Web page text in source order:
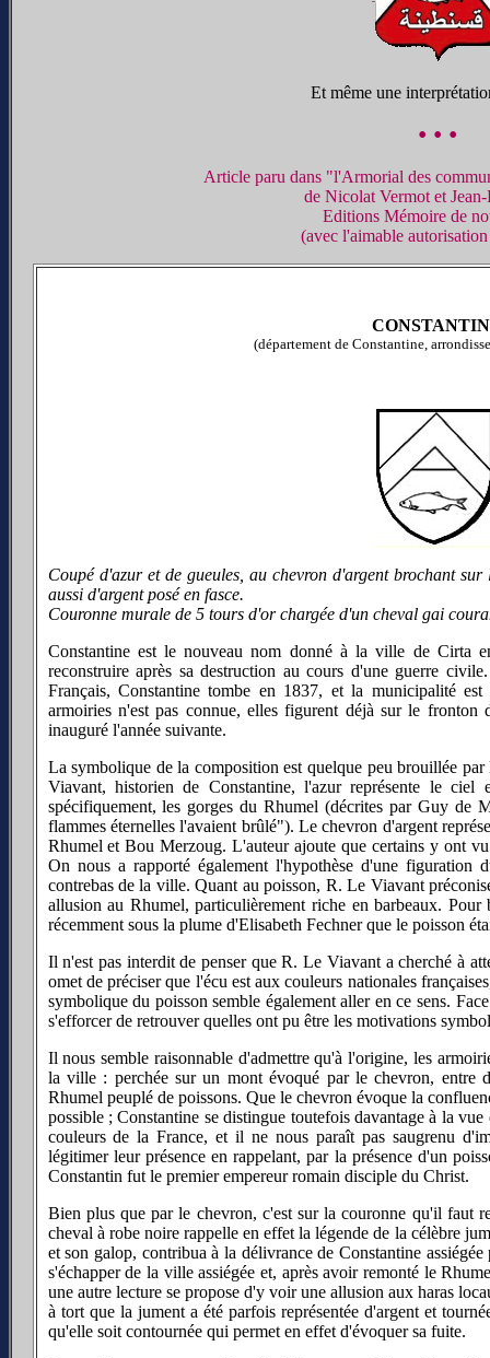
Et même une
• • •
Article paru dans "l'Armorial des
de Nicolat Vermot et
Editions Mémoire de
(avec l'aimable autorisation
(département de Constantine,
Coupé d'azur et de gueules, au chevron d'argent brochant
aussi d'argent posé en fasce.
Couronne murale de 5 tours d'or chargée d'un cheval gai
Constantine est le nouveau nom donné à la ville de Cirta
reconstruire après sa destruction au cours d'une guerre
Français, Constantine tombe en 1837, et la municipalité
armoiries n'est pas connue, elles figurent déjà sur le
inauguré l'année suivante.
La symbolique de la composition est quelque peu brouillée
Viavant, historien de Constantine, l'azur représente le
spécifiquement, les gorges du Rhumel (décrites par Guy de
flammes éternelles l'avaient brûlé"). Le chevron d'argent
Rhumel et Bou Merzoug. L'auteur ajoute que certains y ont
On nous a rapporté également l'hypothèse d'une figuration
contrebas de la ville. Quant au poisson, R. Le Viavant
allusion au Rhumel, particulièrement riche en barbeaux.
récemment sous la plume d'Elisabeth Fechner que le poisson
Il n'est pas interdit de penser que R. Le Viavant a cherché à
omet de préciser que l'écu est aux couleurs nationales
symbolique du poisson semble également aller en ce sens.
s'efforcer de retrouver quelles ont pu être les motivations
Il nous semble raisonnable d'admettre qu'à l'origine, les
la ville : perchée sur un mont évoqué par le chevron, entre
Rhumel peuplé de poissons. Que le chevron évoque la
possible ; Constantine se distingue toutefois davantage à la
couleurs de la France, et il ne nous paraît pas saugrenu
légitimer leur présence en rappelant, par la présence d'un
Constantin fut le premier empereur romain disciple du Christ.
Bien plus que par le chevron, c'est sur la couronne qu'il faut
cheval à robe noire rappelle en effet la légende de la célèbre
et son galop, contribua à la délivrance de Constantine
s'échapper de la ville assiégée et, après avoir remonté le
une autre lecture se propose d'y voir une allusion aux haras
à tort que la jument a été parfois représentée d'argent et
qu'elle soit contournée qui permet en effet d'évoquer sa fuite.